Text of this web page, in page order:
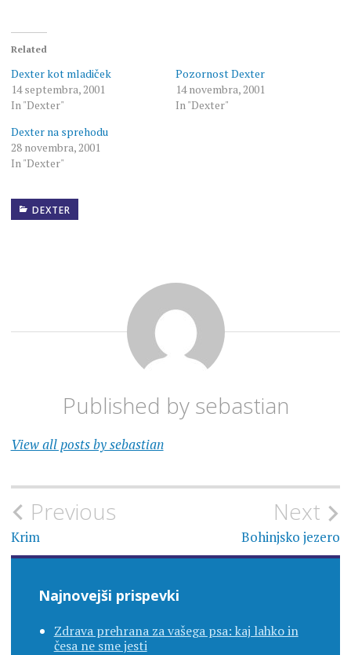
Related
Dexter kot mladiček
14 septembra, 2001
In "Dexter"
Pozornost Dexter
14 novembra, 2001
In "Dexter"
Dexter na sprehodu
28 novembra, 2001
In "Dexter"
DEXTER
Published by sebastian
View all posts by sebastian
Navigacija
prispevka
Previous
Krim
Next
Bohinjsko jezero
Najnovejši prispevki
Zdrava prehrana za vašega psa: kaj lahko in
česa ne sme jesti